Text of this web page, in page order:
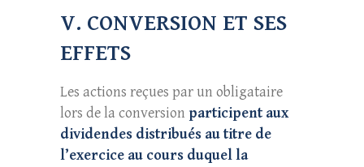
V. CONVERSION ET SES
EFFETS
Les actions reçues par un obligataire
lors de la conversion participent aux
dividendes distribués au titre de
l’exercice au cours duquel la